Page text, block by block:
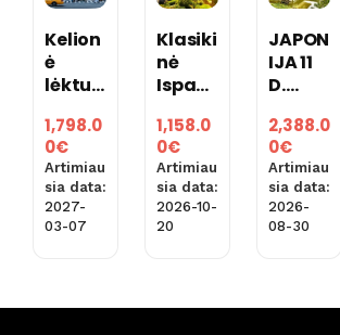
Kelion
ė
lėktuv
JUNG
TINĖS
AMERI
KOS
VALST
Rygos
1,798.0
0€
Artimiau
sia data:
2027-
03-07
Klasiki
nė
Ispanij
(skryd
is iš
Rygos
su
AirBal
1,158.0
0€
Artimiau
sia data:
2026-10-
20
JAPON
IJA 11
D.
is iš
Rygos
)
2,388.0
0€
Artimiau
sia data:
2026-
08-30